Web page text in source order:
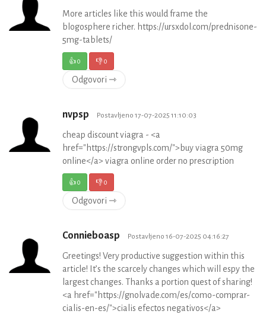
More articles like this would frame the
blogosphere richer. https://ursxdol.com/prednisone-
5mg-tablets/
👍0 👎0
Odgovori ⇾
nvpsp Postavljeno 17-07-2025 11:10:03
cheap discount viagra - <a
href="https://strongvpls.com/">buy viagra 50mg
online</a> viagra online order no prescription
👍0 👎0
Odgovori ⇾
Connieboasp Postavljeno 16-07-2025 04:16:27
Greetings! Very productive suggestion within this
article! It’s the scarcely changes which will espy the
largest changes. Thanks a portion quest of sharing!
<a href="https://gnolvade.com/es/como-comprar-
cialis-en-es/">cialis efectos negativos</a>